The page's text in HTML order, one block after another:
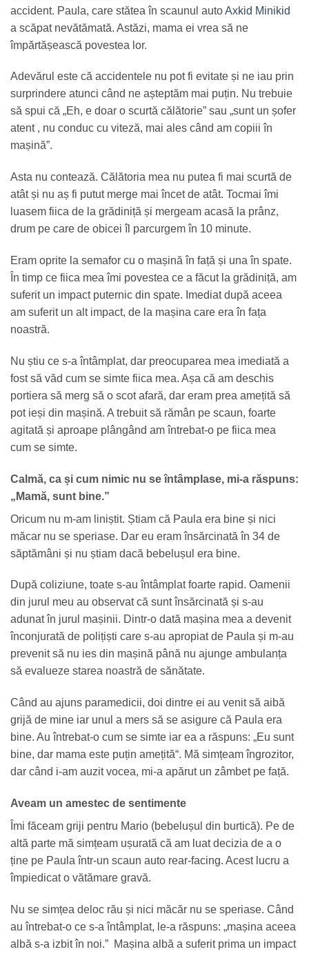
accident. Paula, care stătea în scaunul autoAxkid Minikid
a scăpat nevătămată. Astăzi, mama ei vrea să ne
împărtășească povestea lor.
Adevărul este că accidentele nu pot fi evitate și ne iau prin
surprindere atunci când ne așteptăm mai puțin. Nu trebuie
să spui că „Eh, e doar o scurtă călătorie” sau „sunt un șofer
atent , nu conduc cu viteză, mai ales când am copiii în
mașină”.
Asta nu contează. Călătoria mea nu putea fi mai scurtă de
atât și nu aș fi putut merge mai încet de atât. Tocmai îmi
luasem fiica de la grădiniță și mergeam acasă la prânz,
drum pe care de obicei îl parcurgem în 10 minute.
Eram oprite la semafor cu o mașină în față și una în spate.
În timp ce fiica mea îmi povestea ce a făcut la grădiniță, am
suferit un impact puternic din spate. Imediat după aceea
am suferit un alt impact, de la mașina care era în fața
noastră.
Nu știu ce s-a întâmplat, dar preocuparea mea imediată a
fost să văd cum se simte fiica mea. Așa că am deschis
portiera să merg să o scot afară, dar eram prea amețită să
pot ieși din mașină. A trebuit să rămân pe scaun, foarte
agitată și aproape plângând am întrebat-o pe fiica mea
cum se simte.
Calmă, ca și cum nimic nu se întâmplase, mi-a răspuns:
„Mamă, sunt bine.”
Oricum nu m-am liniștit. Știam că Paula era bine și nici
măcar nu se speriase. Dar eu eram însărcinată în 34 de
săptămâni și nu știam dacă bebelușul era bine.
După coliziune, toate s-au întâmplat foarte rapid. Oamenii
din jurul meu au observat că sunt însărcinată și s-au
adunat în jurul mașinii. Dintr-o dată mașina mea a devenit
înconjurată de polițiști care s-au apropiat de Paula și m-au
prevenit să nu ies din mașină până nu ajunge ambulanța
să evalueze starea noastră de sănătate.
Când au ajuns paramedicii, doi dintre ei au venit să aibă
grijă de mine iar unul a mers să se asigure că Paula era
bine. Au întrebat-o cum se simte iar ea a răspuns: „Eu sunt
bine, dar mama este puțin amețită“. Mă simțeam îngrozitor,
dar când i-am auzit vocea, mi-a apărut un zâmbet pe față.
Aveam un amestec de sentimente
Îmi făceam griji pentru Mario (bebelușul din burtică). Pe de
altă parte mă simțeam ușurată că am luat decizia de a o
ține pe Paula într-un scaun auto rear-facing. Acest lucru a
împiedicat o vătămare gravă.
Nu se simțea deloc rău și nici măcăr nu se speriase. Când
au întrebat-o ce s-a întâmplat, le-a răspuns: „mașina aceea
albă s-a izbit în noi.” Mașina albă a suferit prima un impact